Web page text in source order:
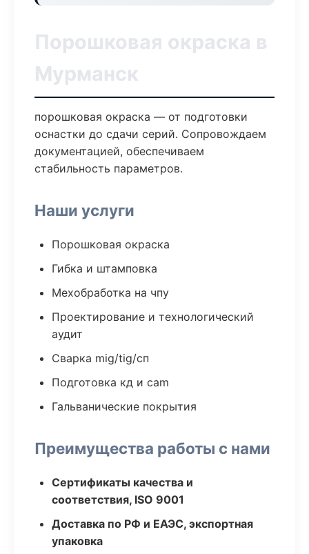
Порошковая окраска в
Мурманск
порошковая окраска — от подготовки
оснастки до сдачи серий. Сопровождаем
документацией, обеспечиваем
стабильность параметров.
Наши услуги
Порошковая окраска
Гибка и штамповка
Мехобработка на чпу
Проектирование и технологический
аудит
Сварка mig/tig/сп
Подготовка кд и cam
Гальванические покрытия
Преимущества работы с нами
Сертификаты качества и
соответствия, ISO 9001
Доставка по РФ и ЕАЭС, экспортная
упаковка